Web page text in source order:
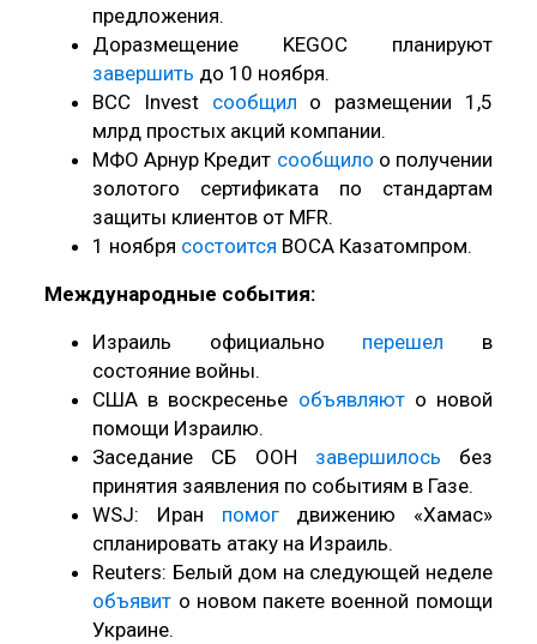
предложения.
Доразмещение KEGOC планируют
завершить до 10 ноября.
BCC Invest сообщил о размещении 1,5
млрд простых акций компании.
МФО Арнур Кредит сообщило о получении
золотого сертификата по стандартам
защиты клиентов от MFR.
1 ноября состоится ВОСА Казатомпром.
Международные события:
Израиль официально перешел в
состояние войны.
США в воскресенье объявляюто новой
помощи Израилю.
Заседание СБ ООН завершилось без
принятия заявления по событиям в Газе.
WSJ: Иран помогдвижению «Хамас»
спланировать атаку на Израиль.
Reuters: Белый дом на следующей неделе
объявит о новом пакете военной помощи
Украине.